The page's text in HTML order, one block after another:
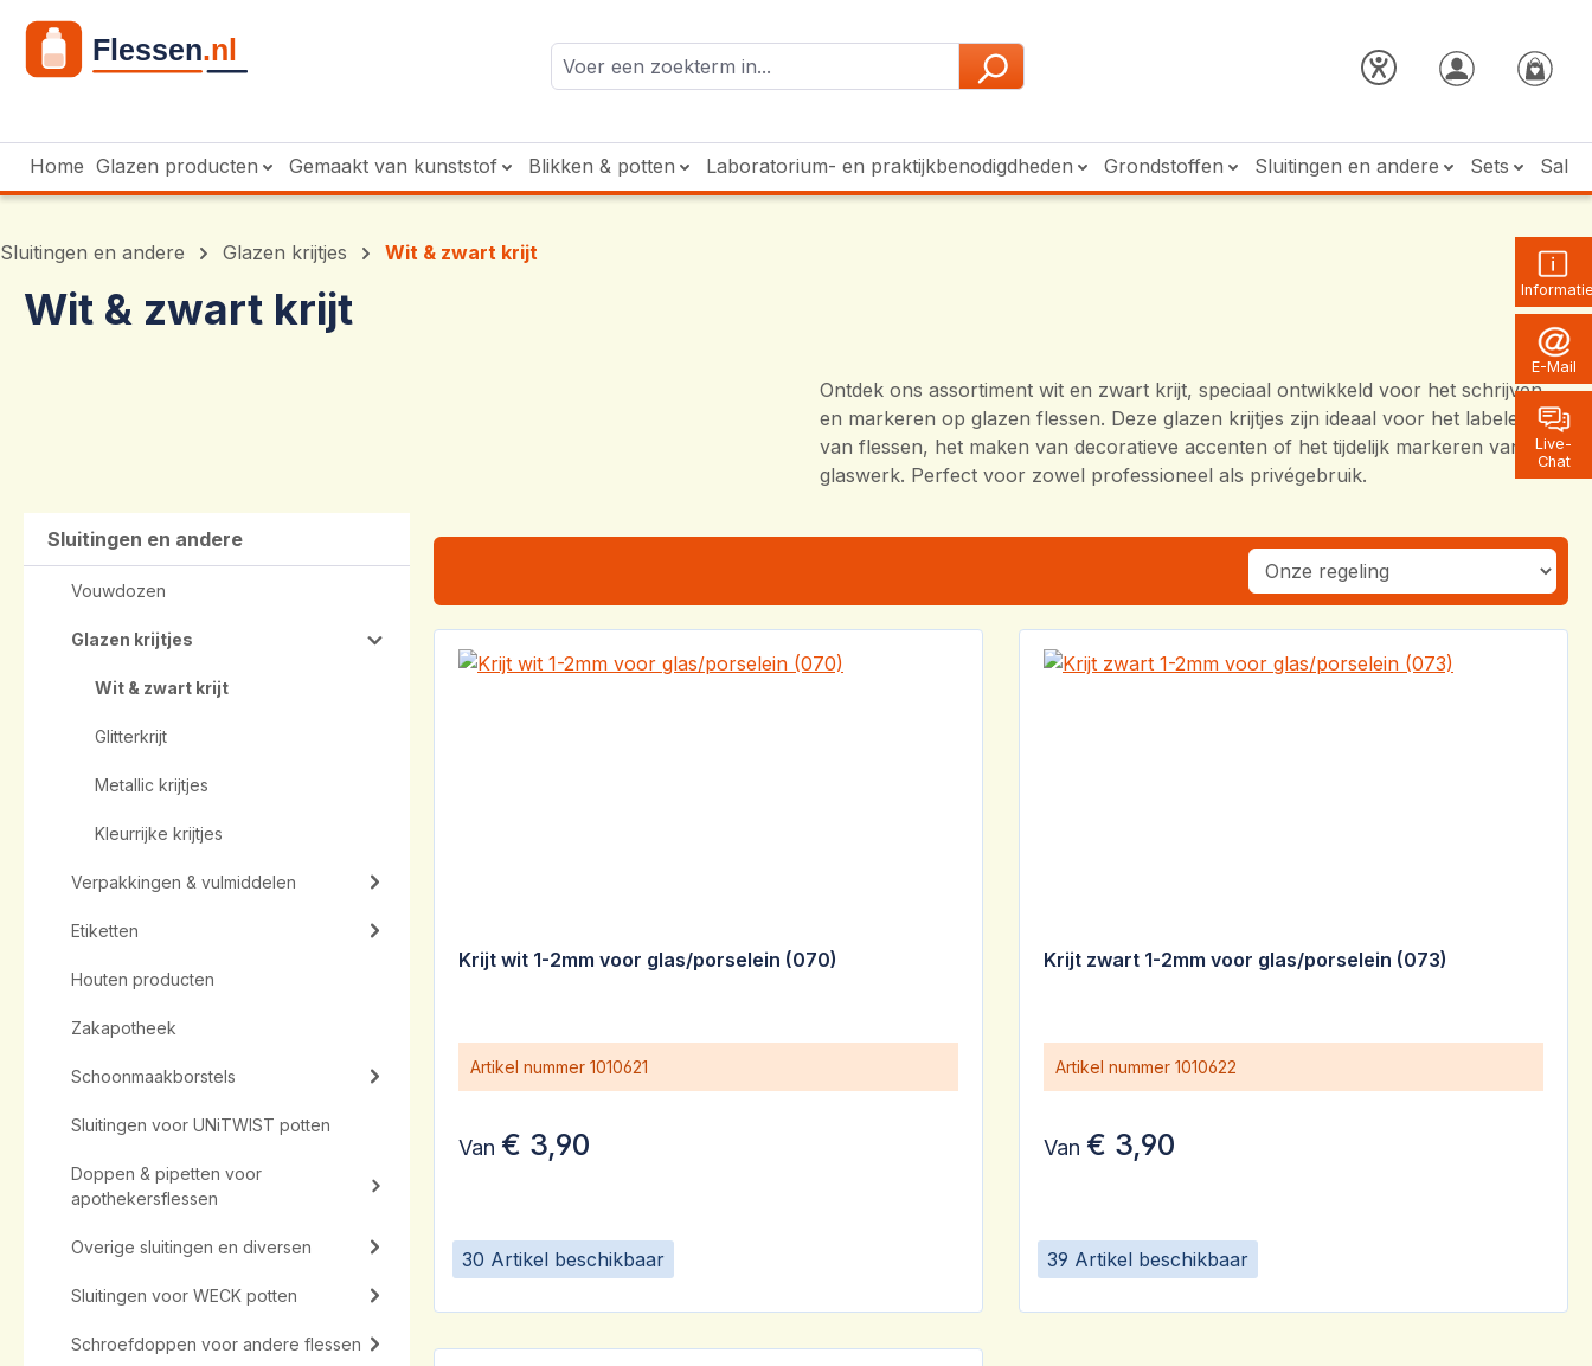
de hoofdinhoud
Ga naar de zoekopdracht
Ga naar de hoofdnavigatie
E-Mail
Live-
Chat
Home Glazen producten Gemaakt van kunststof Blikken & potten Laboratorium- en praktijkbenodigdheden Grondstoffen Sluitingen en andere Sets Sale
Sluitingen en andere Glazen krijtjes Wit & zwart krijt
Wit & zwart krijt
Ontdek ons assortiment wit en zwart krijt, speciaal ontwikkeld voor het schrijven
en markeren op glazen flessen. Deze glazen krijtjes zijn ideaal voor het labelen
van flessen, het maken van decoratieve accenten of het tijdelijk markeren van
glaswerk. Perfect voor zowel professioneel als privégebruik.
Sluitingen en andere
Vouwdozen
Glazen krijtjes
Wit & zwart krijt
Glitterkrijt
Metallic krijtjes
Kleurrijke krijtjes
Verpakkingen & vulmiddelen
Etiketten
Houten producten
Zakapotheek
Schoonmaakborstels
Sluitingen voor UNiTWIST potten
Doppen & pipetten voor
apothekersflessen
Overige sluitingen en diversen
Sluitingen voor WECK potten
Schroefdoppen voor andere flessen
30 Artikel beschikbaar
Krijt wit 1-2mm voor glas/porselein (070)
Artikel nummer 1010621
Van € 3,90
39 Artikel beschikbaar
Krijt zwart 1-2mm voor glas/porselein (073)
Artikel nummer 1010622
Van € 3,90